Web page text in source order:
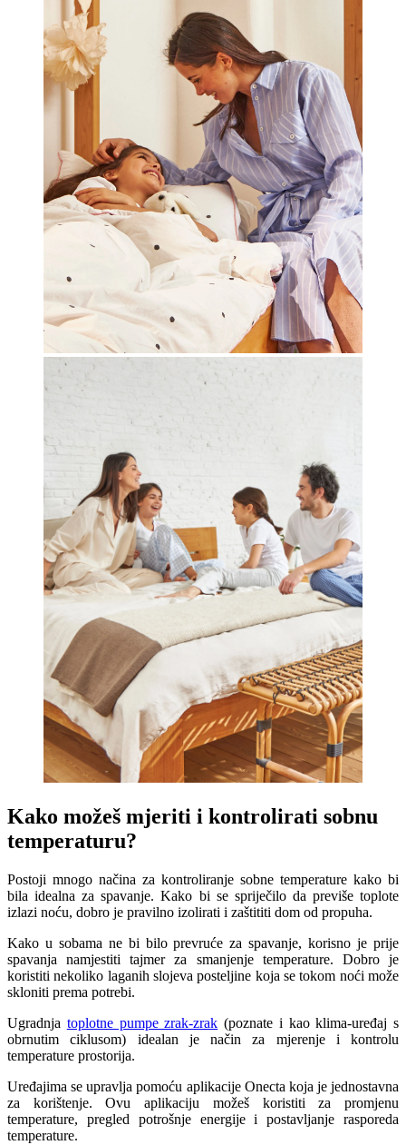
Kako možeš mjeriti i kontrolirati sobnu
temperaturu?
Postoji mnogo načina za kontroliranje sobne temperature kako bi
bila idealna za spavanje. Kako bi se spriječilo da previše toplote
izlazi noću, dobro je pravilno izolirati i zaštititi dom od propuha.
Kako u sobama ne bi bilo prevruće za spavanje, korisno je prije
spavanja namjestiti tajmer za smanjenje temperature. Dobro je
koristiti nekoliko laganih slojeva posteljine koja se tokom noći može
skloniti prema potrebi.
Ugradnja toplotne pumpe zrak-zrak (poznate i kao klima-uređaj s
obrnutim ciklusom) idealan je način za mjerenje i kontrolu
temperature prostorija.
Uređajima se upravlja pomoću aplikacije Onecta koja je jednostavna
za korištenje. Ovu aplikaciju možeš koristiti za promjenu
temperature, pregled potrošnje energije i postavljanje rasporeda
temperature.